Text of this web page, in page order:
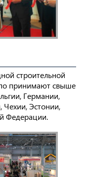
строительной
принимают свыше
Германии,
Эстонии,
Федерации.